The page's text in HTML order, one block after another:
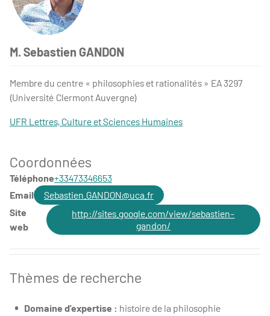
M. Sebastien GANDON
Membre du centre « philosophies et rationalités » EA 3297
(Université Clermont Auvergne)
UFR Lettres, Culture et Sciences Humaines
Coordonnées
Téléphone+33473346653
Email
Sebastien.GANDON@uca.fr
Site
web
http://sites.google.com/view/sebastien-
gandon/
Thèmes de recherche
Domaine d’expertise : histoire de la philosophie